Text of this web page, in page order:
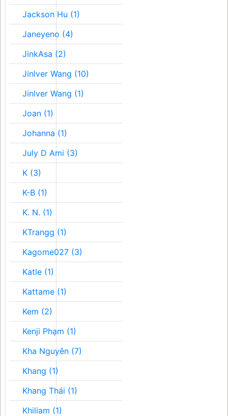
Jackson Hu (1)
Janeyeno (4)
JinkAsa (2)
Jinlver Wang (10)
Jinlver Wang (1)
Joan (1)
Johanna (1)
July D Ami (3)
K (3)
K-B (1)
K. N. (1)
KTrangg (1)
Kagome027 (3)
Katle (1)
Kattame (1)
Kem (2)
Kenji Phạm (1)
Kha Nguyên (7)
Khang (1)
Khang Thái (1)
Khiliam (1)